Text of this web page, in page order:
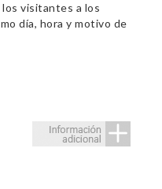
visitantes a los
día, hora y motivo de